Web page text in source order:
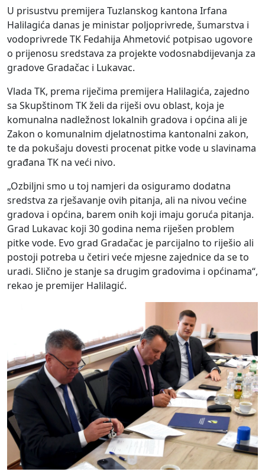
U prisustvu premijera Tuzlanskog kantona Irfana
Halilagića danas je ministar poljoprivrede, šumarstva i
vodoprivrede TK Fedahija Ahmetović potpisao ugovore
o prijenosu sredstava za projekte vodosnabdijevanja za
gradove Gradačac i Lukavac.
Vlada TK, prema riječima premijera Halilagića, zajedno
sa Skupštinom TK želi da riješi ovu oblast, koja je
komunalna nadležnost lokalnih gradova i općina ali je
Zakon o komunalnim djelatnostima kantonalni zakon,
te da pokušaju dovesti procenat pitke vode u slavinama
građana TK na veći nivo.
„Ozbiljni smo u toj namjeri da osiguramo dodatna
sredstva za rješavanje ovih pitanja, ali na nivou većine
gradova i općina, barem onih koji imaju goruća pitanja.
Grad Lukavac koji 30 godina nema riješen problem
pitke vode. Evo grad Gradačac je parcijalno to riješio ali
postoji potreba u četiri veće mjesne zajednice da se to
uradi. Slično je stanje sa drugim gradovima i općinama“,
rekao je premijer Halilagić.